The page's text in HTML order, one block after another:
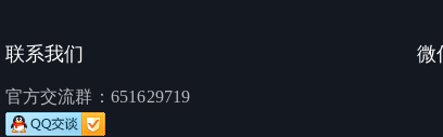
联系我们
官方交流群： 651629719
微